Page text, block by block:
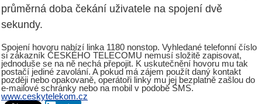
průměrná doba čekání uživatele na spojení dvě
sekundy.
Spojení hovoru nabízí linka 1180 nonstop. Vyhledané telefonní číslo
si zákazník ČESKÉHO TELECOMU nemusí složitě zapisovat,
jednoduše se na ně nechá přepojit. K uskutečnění hovoru mu tak
postačí jediné zavolání. A pokud má zájem použít daný kontakt
později nebo opakovaně, operátoři linky mu jej bezplatně zašlou do
e-mailové schránky nebo na mobil v podobě SMS.
www.ceskytelekom.cz